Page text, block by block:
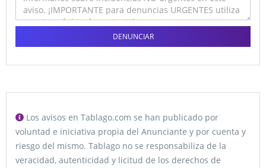
DENUNCIAR
Los avisos en Tablago.com se han publicado por
voluntad e iniciativa propia del Anunciante y por cuenta y
riesgo del mismo. Tablago no se responsabiliza de la
veracidad, autenticidad y licitud de los derechos de